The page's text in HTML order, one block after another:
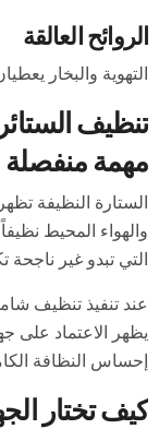
الروائح العالقة
التهوية والبخار
تنظيف
مهمة منفصلة
الستارة النظيفة
والهواء المحيط
التي تبدو غير
عند تنفيذ تنظيف
يظهر الاعتماد على
إحساس النظافة
كيف تختار